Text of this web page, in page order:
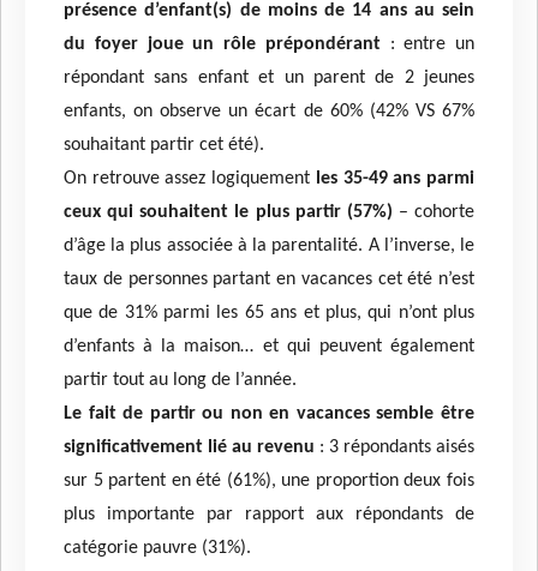
présence d’enfant(s) de moins de 14 ans au sein
du foyer joue un rôle prépondérant: entre un
répondant sans enfant et un parent de 2 jeunes
enfants, on observe un écart de 60% (42% VS 67%
souhaitant partir cet été).
On retrouve assez logiquement les 35-49 ans parmi
ceux qui souhaitent le plus partir (57%) – cohorte
d’âge la plus associée à la parentalité. A l’inverse, le
taux de personnes partant en vacances cet été n’est
que de 31% parmi les 65 ans et plus, qui n’ont plus
d’enfants à la maison… et qui peuvent également
partir tout au long de l’année.
Le fait de partir ou non en vacances semble être
significativement lié au revenu : 3 répondants aisés
sur 5 partent en été (61%), une proportion deux fois
plus importante par rapport aux répondants de
catégorie pauvre (31%).